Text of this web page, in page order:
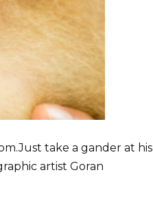
take a gander at his
artist Goran